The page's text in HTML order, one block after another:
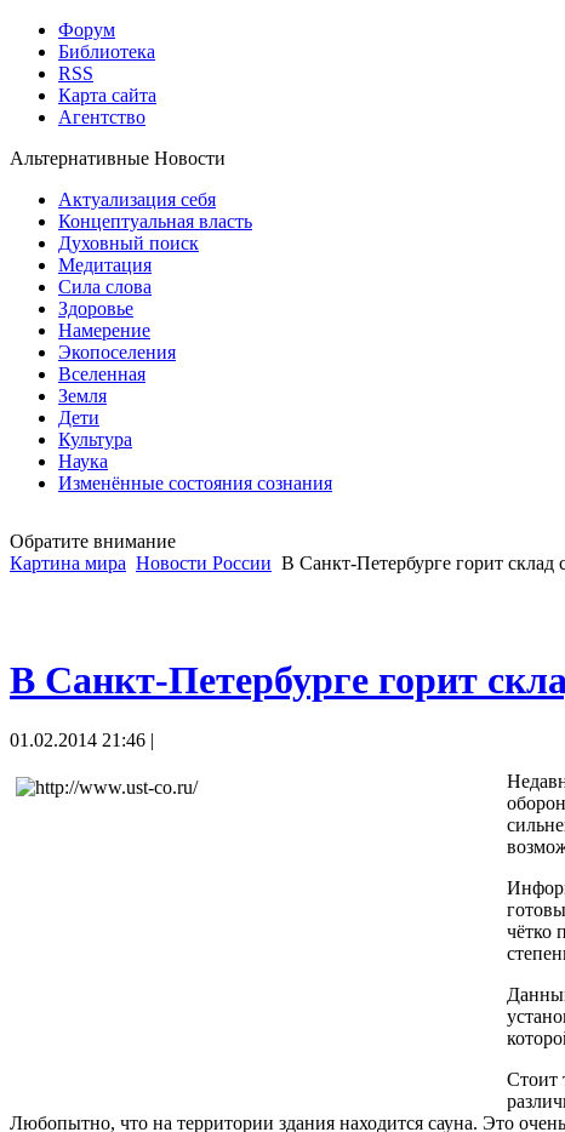
Форум
Библиотека
RSS
Карта сайта
Агентство
Альтернативные Новости
Актуализация себя
Концептуальная власть
Духовный поиск
Медитация
Сила слова
Здоровье
Намерение
Экопоселения
Вселенная
Земля
Дети
Культура
Наука
Изменённые состояния сознания
Обратите внимание
Картина мира Новости России В Санкт-Петербурге горит склад
В Санкт-Петербурге горит
01.02.2014 21:46 |
чётко
Стоит
Любопытно, что на территории здания находится сауна. Это